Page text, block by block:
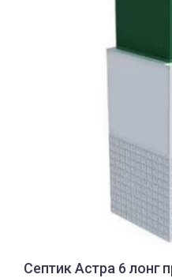
Септик Астра 6 лонг